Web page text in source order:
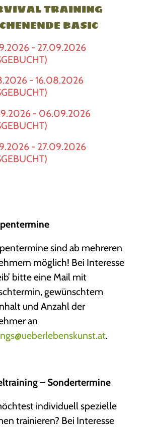
TRAINING
BASIC
- 27.09.2026
- 16.08.2026
- 06.09.2026
- 27.09.2026
sind ab mehreren
möglich! Bei Interesse
bitte eine Mail mit
gewünschtem
und Anzahl der
an
.
– Sondertermine
individuell spezielle
trainieren? Bei Interesse